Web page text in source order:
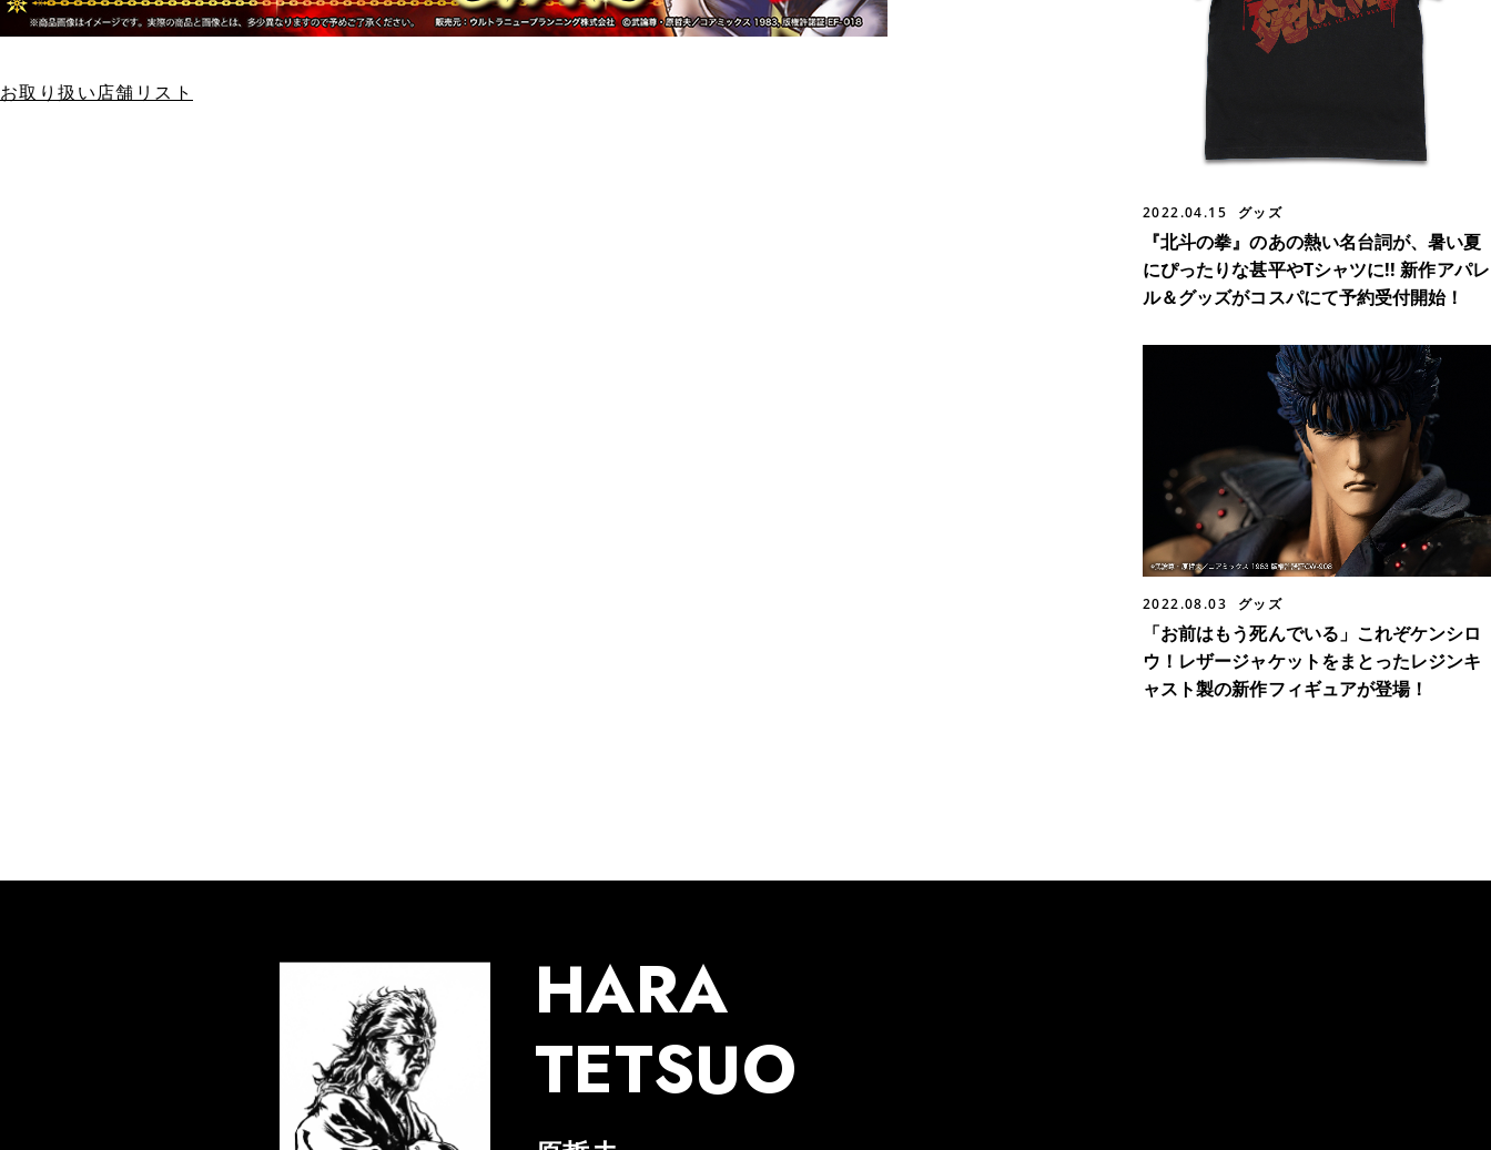
お取り扱い店舗リスト
2022.04.15 グッズ
『北斗の拳』のあの熱い名台詞が、暑い夏
にぴったりな甚平やTシャツに!! 新作アパレ
ル＆グッズがコスパにて予約受付開始！
2022.08.03 グッズ
「お前はもう死んでいる」これぞケンシロ
ウ！レザージャケットをまとったレジンキ
ャスト製の新作フィギュアが登場！
HARA
TETSUO